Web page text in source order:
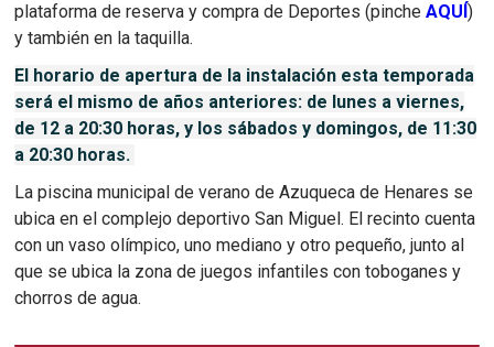
plataforma de reserva y compra de Deportes (pincheAQUÍ)
y también en la taquilla.
El horario de apertura de la instalación esta temporada
será el mismo de años anteriores: de lunes a viernes,
de 12 a 20:30 horas, y los sábados y domingos, de 11:30
a 20:30 horas.
La piscina municipal de verano de Azuqueca de Henares se
ubica en el complejo deportivo San Miguel. El recinto cuenta
con un vaso olímpico, uno mediano y otro pequeño, junto al
que se ubica la zona de juegos infantiles con toboganes y
chorros de agua.